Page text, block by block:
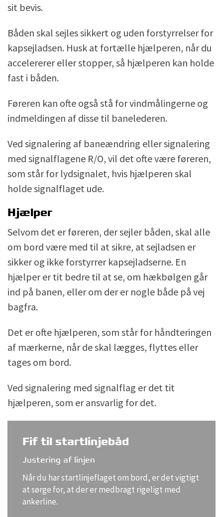
sit bevis.
Båden skal sejles sikkert og uden forstyrrelser for
kapsejladsen. Husk at fortælle hjælperen, når du
accelererer eller stopper, så hjælperen kan holde
fast i båden.
Føreren kan ofte også stå for vindmålingerne og
indmeldingen af disse til banelederen.
Ved signalering af baneændring eller signalering
med signalflagene R/O, vil det ofte være føreren,
som står for lydsignalet, hvis hjælperen skal
holde signalflaget ude.
Hjælper
Selvom det er føreren, der sejler båden, skal alle
om bord være med til at sikre, at sejladsen er
sikker og ikke forstyrrer kapsejladserne. En
hjælper er tit bedre til at se, om hækbølgen går
ind på banen, eller om der er nogle både på vej
bagfra.
Det er ofte hjælperen, som står for håndteringen
af mærkerne, når de skal lægges, flyttes eller
tages om bord.
Ved signalering med signalflag er det tit
hjælperen, som er ansvarlig for det.
Fif til startlinjebåd
Justering af linjen
Når du har startlinjeflaget om bord, er det vigtigt
at sørge for, at der er medbragt rigeligt med
ankerline.